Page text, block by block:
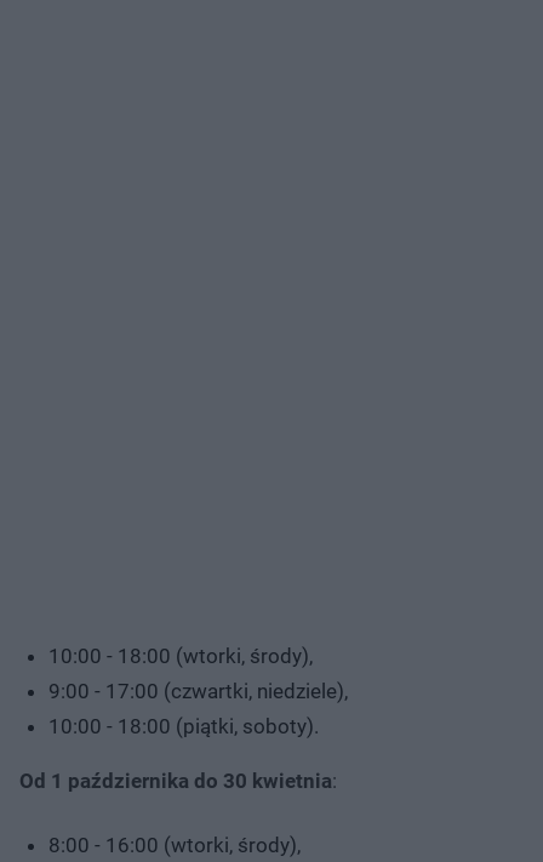
10:00 - 18:00 (wtorki, środy),
9:00 - 17:00 (czwartki, niedziele),
10:00 - 18:00 (piątki, soboty).
Od 1 października do 30 kwietnia:
8:00 - 16:00 (wtorki, środy),